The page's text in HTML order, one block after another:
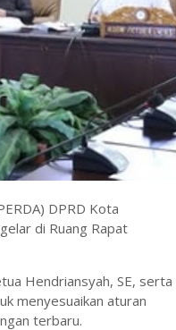
DPRD Kota
di Ruang Rapat
Hendriansyah, SE, serta
menyesuaikan aturan
terbaru.